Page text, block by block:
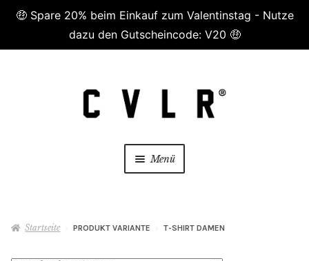
🤑 Spare 20% beim Einkauf zum Valentinstag - Nutze
dazu den Gutscheincode: V20 🤑
Menü
Damen
Startseite PRODUKT VARIANTE T-SHIRT DAMEN